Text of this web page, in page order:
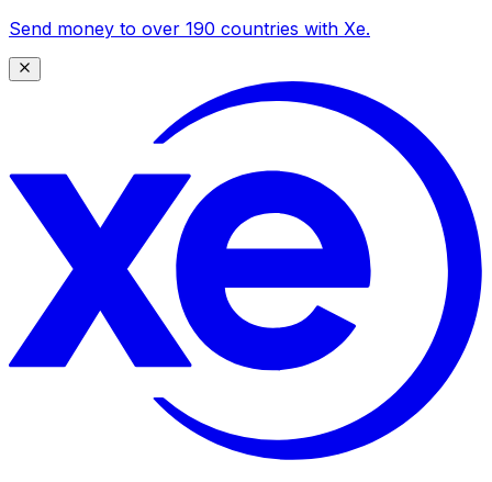
Send money to over 190 countries with Xe.